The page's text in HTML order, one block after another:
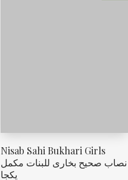
Nisab Sahi Bukhari Girls
نصاب صحیح بخاری للبنات مکمل
یکجا